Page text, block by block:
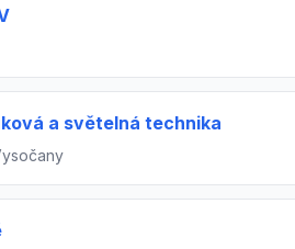
a světelná technika